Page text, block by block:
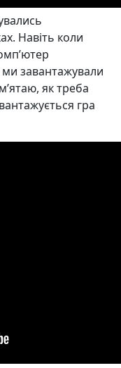
Навіть коли
ми завантажували
як треба
гра